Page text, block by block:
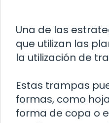
Una de las
que utilizan las
la utilización de
Estas trampas
formas, como
forma de copa o